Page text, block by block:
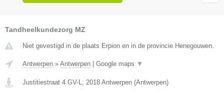
Tandheelkundezorg MZ
Niet gevestigd in de plaats Erpion en in de provincie Henegouwen.
Antwerpen » Antwerpen Google maps ▼
Justitiestraat 4 GV-L 2018 Antwerpen (Antwerpen)